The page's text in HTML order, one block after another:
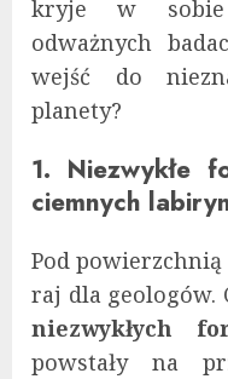
kryje w sobie
odważnych
wejść do
planety?
1. Niezwykłe
ciemnych
Pod
raj dla geologów.
niezwykłych
powstały na